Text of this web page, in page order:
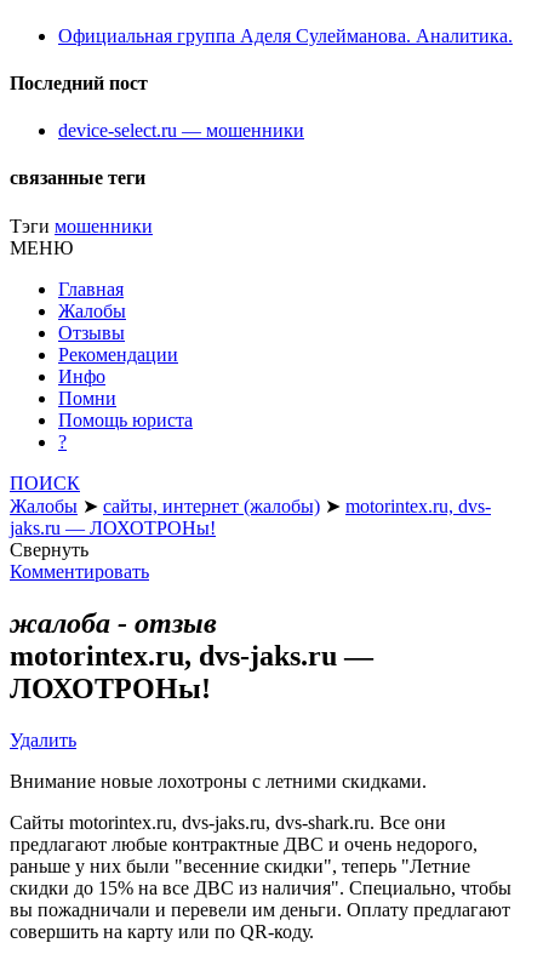
Официальная группа Аделя Сулейманова. Аналитика.
Последний пост
device-select.ru — мошенники
связанные теги
Тэги мошенники
МЕНЮ
Главная
Жалобы
Отзывы
Рекомендации
Инфо
Помни
Помощь юриста
?
ПОИСК
Жалобы ➤ сайты, интернет (жалобы) ➤ motorintex.ru, dvs-
jaks.ru — ЛОХОТРОНы!
Свернуть
Комментировать
жалоба - отзыв
motorintex.ru, dvs-jaks.ru —
ЛОХОТРОНы!
Удалить
Внимание новые лохотроны с летними скидками.
Сайты motorintex.ru, dvs-jaks.ru, dvs-shark.ru. Все они
предлагают любые контрактные ДВС и очень недорого,
раньше у них были "весенние скидки", теперь "Летние
скидки до 15% на все ДВС из наличия". Специально, чтобы
вы пожадничали и перевели им деньги. Оплату предлагают
совершить на карту или по QR-коду.